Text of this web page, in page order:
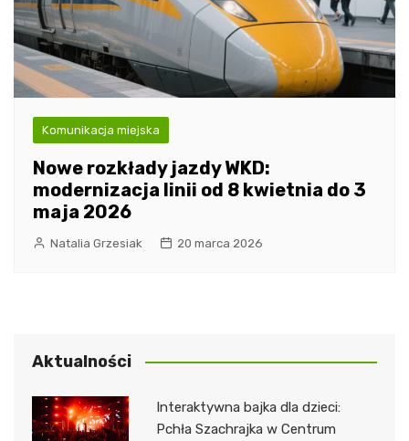
Komunikacja miejska
Nowe rozkłady jazdy WKD:
modernizacja linii od 8 kwietnia do 3
maja 2026
Natalia Grzesiak 20 marca 2026
Aktualności
Interaktywna bajka dla dzieci:
Pchła Szachrajka w Centrum